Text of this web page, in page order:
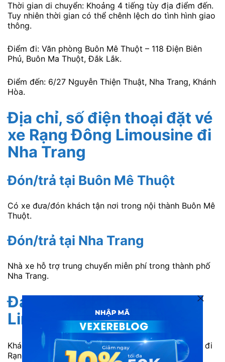
Thời gian di chuyển: Khoảng 4 tiếng tùy địa điểm đến.
Tuy nhiên thời gian có thể chênh lệch do tình hình giao
thông.
Điểm đi: Văn phòng Buôn Mê Thuột – 118 Điện Biên
Phủ, Buôn Ma Thuột, Đắk Lắk.
Điểm đến: 6/27 Nguyễn Thiện Thuật, Nha Trang, Khánh
Hòa.
Địa chỉ, số điện thoại đặt vé
xe Rạng Đông Limousine đi
Nha Trang
Đón/trả tại Buôn Mê Thuột
Có xe đưa/đón khách tận nơi trong nội thành Buôn Mê
Thuột.
Đón/trả tại Nha Trang
Nhà xe hỗ trợ trung chuyển miễn phí trong thành phố
Nha Trang.
Đánh giá xe Rạng Đông
Limousinetừ khách hàng
Khách hàng N.Minh: “Xe Rạng Đông Buôn Mê Thuột đi
Rạng Đông rất êm và an toàn. Xe trang bị hệ thống